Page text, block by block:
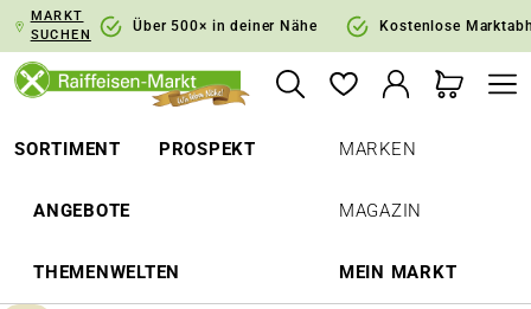
Zur Hauptnavigation springen
MARKT
SUCHEN
Über 500× in deiner Nähe Kostenlose
SORTIMENT PROSPEKT
ANGEBOTE
THEMENWELTEN
MARKEN
MAGAZIN
MEIN MARKT